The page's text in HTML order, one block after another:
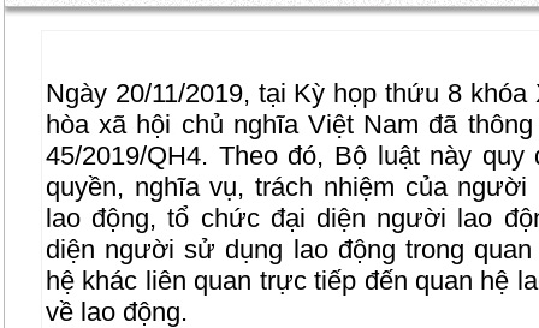
Ngày 20/11/2019, tại Kỳ họp thứu 8
hòa xã hội chủ nghĩa Việt Nam đã
45/2019/QH4. Theo đó, Bộ luật này quy
quyền, nghĩa vụ, trách nhiệm của
lao động, tổ chức đại diện người lao
diện người sử dụng lao động trong
hệ khác liên quan trực tiếp đến quan hệ
về lao động.